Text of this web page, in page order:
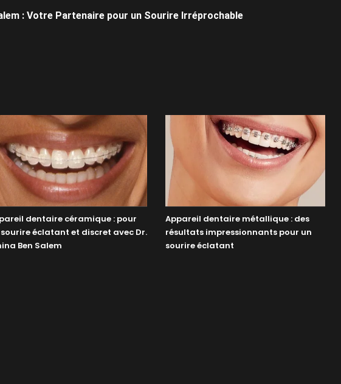
: Votre Partenaire pour un Sourire Irréprochable
dentaire céramique : pour
éclatant et discret avec Dr.
Ben Salem
Appareil dentaire métallique : des
résultats impressionnants pour un
sourire éclatant